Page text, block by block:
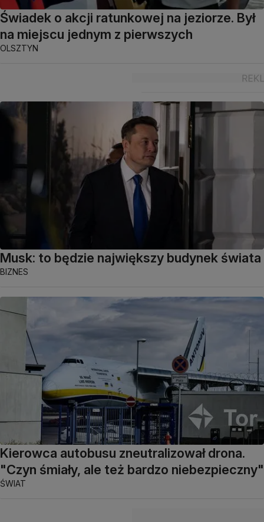
Świadek o akcji ratunkowej na jeziorze. Był
na miejscu jednym z pierwszych
OLSZTYN
Musk: to będzie największy budynek świata
BIZNES
Kierowca autobusu zneutralizował drona.
"Czyn śmiały, ale też bardzo niebezpieczny"
ŚWIAT